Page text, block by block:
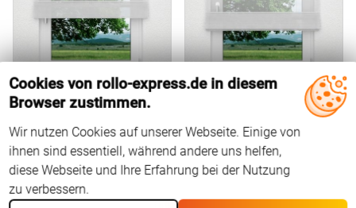
Maße eingeben
Mutki #3J von Lysel
Raffrollo smart Raffrollo classic
Cookies von rollo-express.de in diesem
Browser zustimmen.
Wir nutzen Cookies auf unserer Webseite. Einige von
ihnen sind essentiell, während andere uns helfen,
diese Webseite und Ihre Erfahrung bei der Nutzung
zu verbessern.